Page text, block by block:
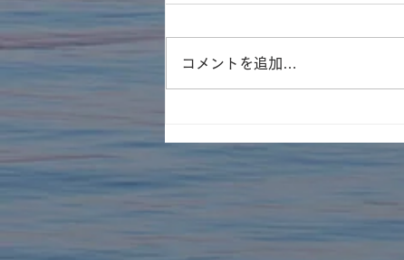
キ育成塾にてみんなで水族館
コメントを追加…